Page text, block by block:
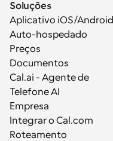
Soluções
Aplicativo iOS/Android
Auto-hospedado
Preços
Documentos
Cal.ai - Agente de
Telefone AI
Empresa
Integrar o Cal.com
Roteamento